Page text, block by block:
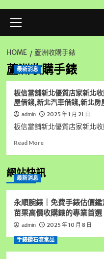
Menu
HOME 蘆洲收購手錶
蘆洲收購手錶
最新消息
板信當舖新北優質店家新北
屋借錢,新北汽車借錢,新北房
admin 2025 年 1 月 21 日
板信當舖新北優質店家新北
Read MoreRead
板
信
當
舖
新
北
優
質
店
家
網站快訊
最新消息
永順腕錶｜免費手錶估價
苗栗高價收購錶的專業首選
admin 2025 年 10 月 8 日
手錶鑽石流當品